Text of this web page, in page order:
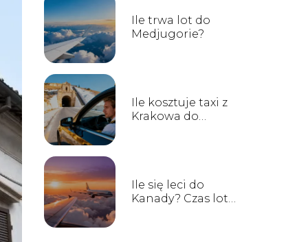
Ile trwa lot do
Medjugorie?
Ile kosztuje taxi z
Krakowa do
Ile się leci do
Kanady? Czas lotu